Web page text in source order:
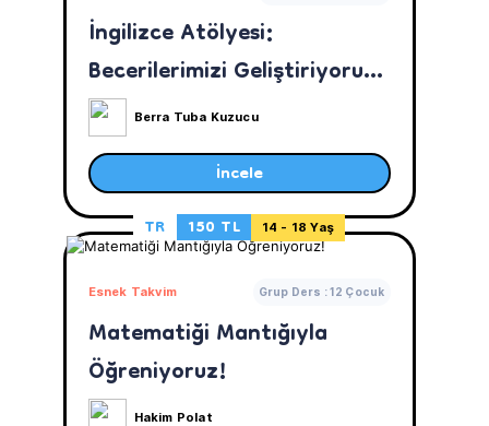
İngilizce Atölyesi:
Becerilerimizi Geliştiriyoruz!
(13-17 Yaş)
Berra Tuba Kuzucu
İncele
TR
150 TL 14 - 18 Yaş
Esnek Takvim Grup Ders : 12 Çocuk
Matematiği Mantığıyla
Öğreniyoruz!
Hakim Polat